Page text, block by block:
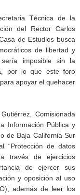
Técnica de la
del Rector Carlos
de Estudios busca
de libertad y
imposible sin la
por lo que este foro
apoyar el quehacer
Comisionada
Información Pública y
de Baja California Sur
“Protección de datos
través de ejercicios
de ejercer sus
y oposición al uso
además de leer los